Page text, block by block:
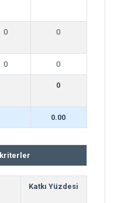
0 0
0 0
0
0.00
Katkı Yüzdesi